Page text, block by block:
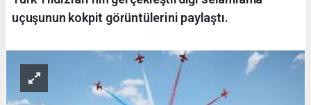
uçuşunun kokpit görüntülerini paylaştı.